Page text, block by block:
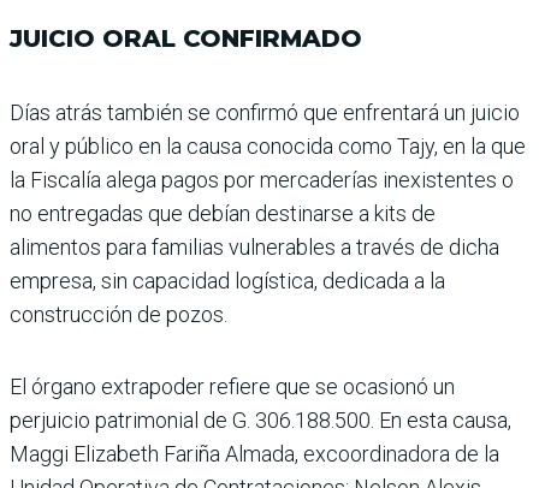
JUICIO ORAL CONFIRMADO
Días atrás también se con­firmó que enfrentará un juicio
oral y público en la causa conocida como Tajy, en la que
la Fiscalía alega pagos por mercaderías inexistentes o
no entrega­das que debían destinarse a kits de
alimentos para fami­lias vulnerables a través de dicha
empresa, sin capaci­dad logística, dedicada a la
construcción de pozos.
El órgano extrapoder refiere que se ocasionó un
perjuicio patrimonial de G. 306.188.500. En esta causa,
Maggi Elizabeth Fariña Almada, excoordi­nadora de la